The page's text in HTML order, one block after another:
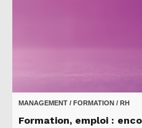
MANAGEMENT / FORMATION / RH
Formation, emploi :